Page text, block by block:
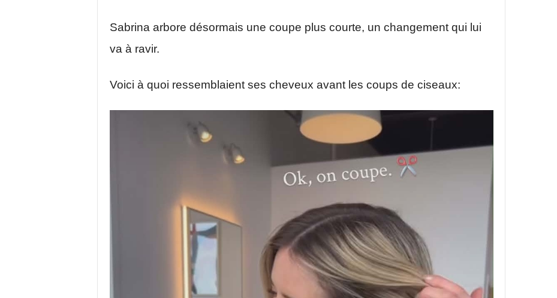
Sabrina arbore désormais une coupe plus courte, un changement qui lui
va à ravir.
Voici à quoi ressemblaient ses cheveux avant les coups de ciseaux: